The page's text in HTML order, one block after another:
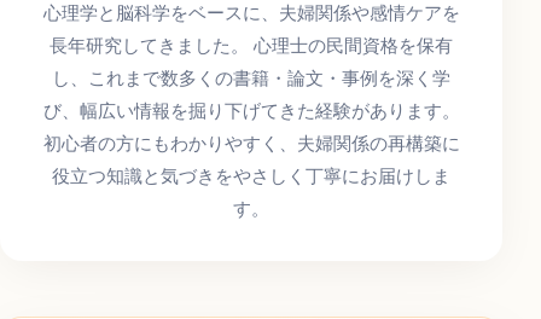
心理学と脳科学をベースに、夫婦関係や感情ケアを
長年研究してきました。 心理士の民間資格を保有
し、これまで数多くの書籍・論文・事例を深く学
び、幅広い情報を掘り下げてきた経験があります。
初心者の方にもわかりやすく、夫婦関係の再構築に
役立つ知識と気づきをやさしく丁寧にお届けしま
す。